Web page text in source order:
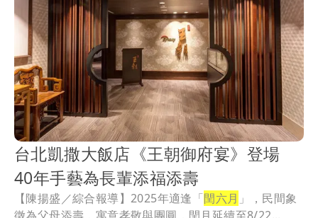
台北凱撒大飯店《王朝御府宴》登場
40年手藝為長輩添福添壽
【陳揚盛／綜合報導】2025年適逢「閏六月 」，民間象
徵為父母添壽，寓意孝敬與團圓，閏月延續至8/22...